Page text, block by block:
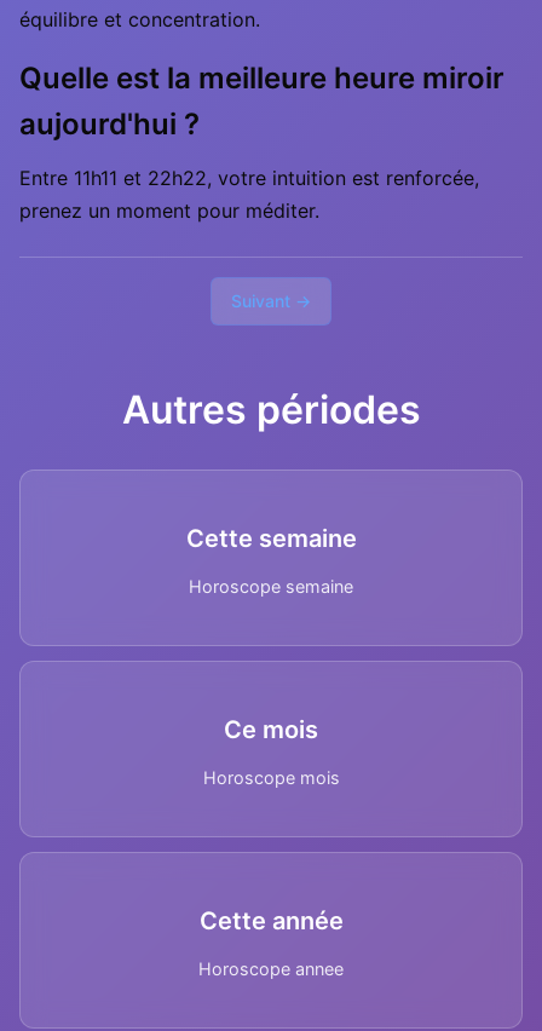
équilibre et concentration.
Quelle est la meilleure heure miroir
aujourd'hui ?
Entre 11h11 et 22h22, votre intuition est renforcée,
prenez un moment pour méditer.
Suivant →
Autres périodes
Cette semaine
Horoscope semaine
Ce mois
Horoscope mois
Cette année
Horoscope annee